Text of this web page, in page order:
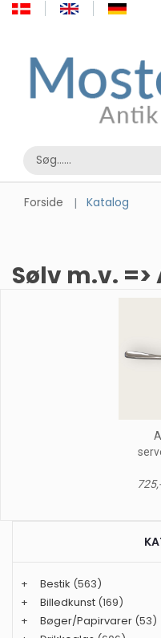
Forside Katalog
Sølv m.v. =>
+ Bestik (563)
+
Billedkunst (169)
+
Bøger/Papirvarer (53)